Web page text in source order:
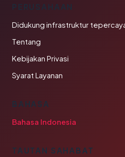
PERUSAHAAN
Didukung infrastruktur
Tentang
Kebijakan Privasi
Syarat Layanan
BAHASA
Bahasa Indonesia
TAUTAN SAHABAT